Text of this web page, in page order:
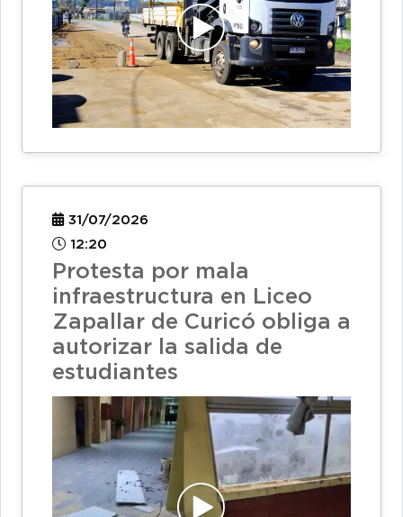
31/07/2026
12:20
Protesta por mala
infraestructura en Liceo
Zapallar de Curicó obliga a
autorizar la salida de
estudiantes